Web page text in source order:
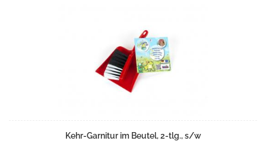
Kehr-Garnitur im Beutel, 2-tlg., s/w